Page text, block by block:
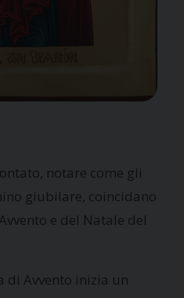
notare come gli
giubilare, coincidano
e del Natale del
di Avvento inizia un